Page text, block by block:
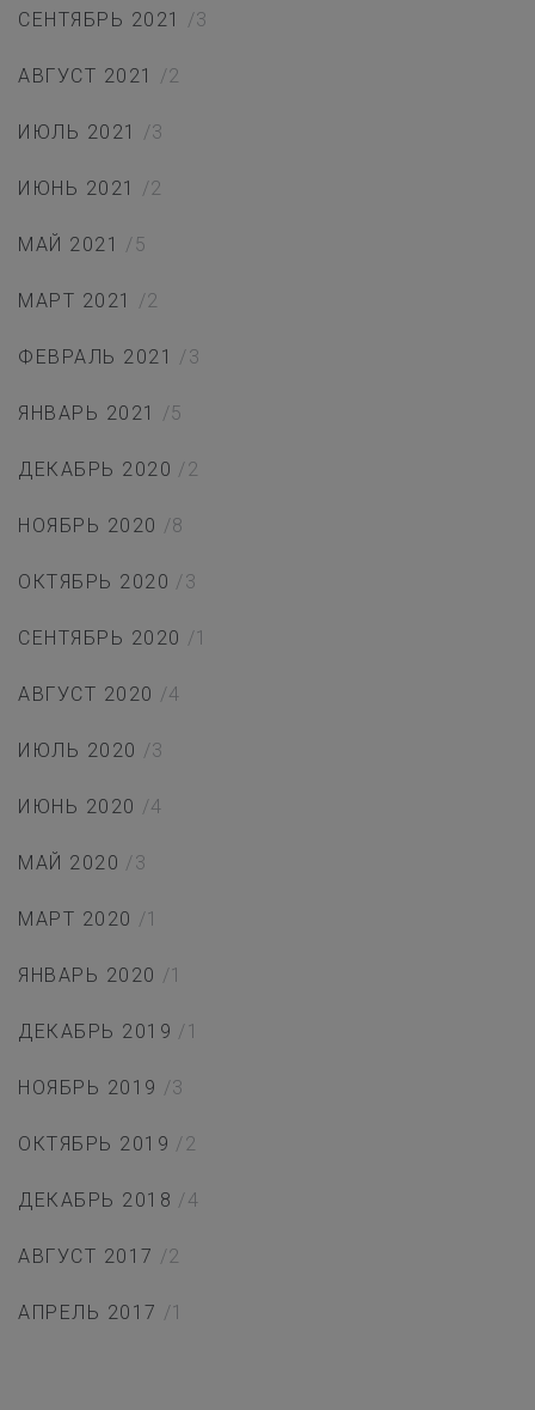
СЕНТЯБРЬ 2021 /3
АВГУСТ 2021 /2
ИЮЛЬ 2021 /3
ИЮНЬ 2021 /2
МАЙ 2021 /5
МАРТ 2021 /2
ФЕВРАЛЬ 2021 /3
ЯНВАРЬ 2021 /5
ДЕКАБРЬ 2020 /2
НОЯБРЬ 2020 /8
ОКТЯБРЬ 2020 /3
СЕНТЯБРЬ 2020 /1
АВГУСТ 2020 /4
ИЮЛЬ 2020 /3
ИЮНЬ 2020 /4
МАЙ 2020 /3
МАРТ 2020 /1
ЯНВАРЬ 2020 /1
ДЕКАБРЬ 2019 /1
НОЯБРЬ 2019 /3
ОКТЯБРЬ 2019 /2
ДЕКАБРЬ 2018 /4
АВГУСТ 2017 /2
АПРЕЛЬ 2017 /1